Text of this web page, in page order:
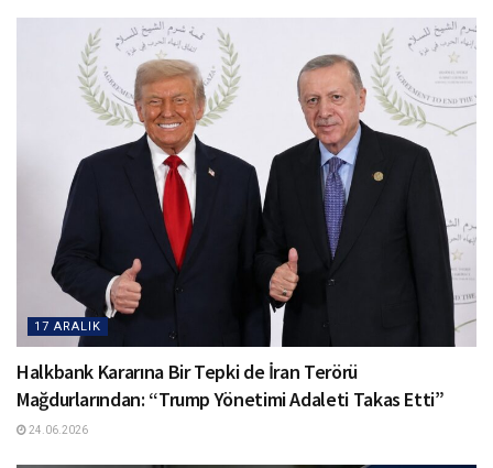
17 ARALIK
Halkbank Kararına Bir Tepki de İran Terörü
Mağdurlarından: “Trump Yönetimi Adaleti Takas Etti”
24.06.2026